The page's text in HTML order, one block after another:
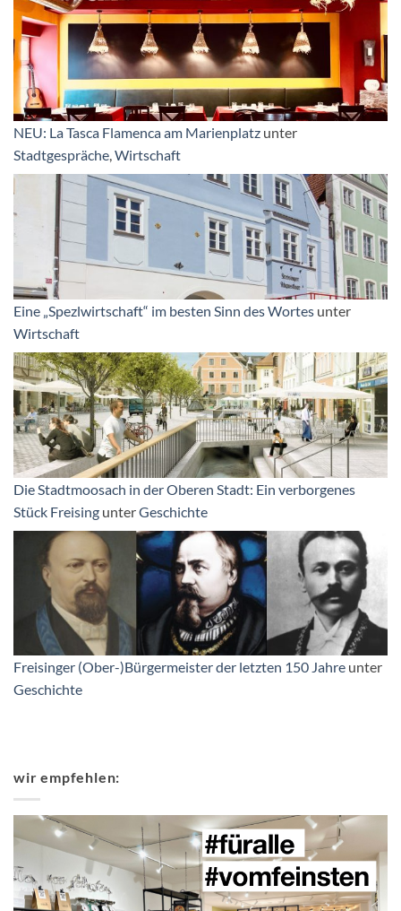
NEU: La Tasca Flamenca am Marienplatz unter
Stadtgespräche Wirtschaft
Eine „Spezlwirtschaft“ im besten Sinn des Wortes unter
Wirtschaft
Die Stadtmoosach in der Oberen Stadt: Ein verborgenes
Stück Freising unterGeschichte
Freisinger (Ober-)Bürgermeister der letzten 150 Jahre unter
Geschichte
wir empfehlen: